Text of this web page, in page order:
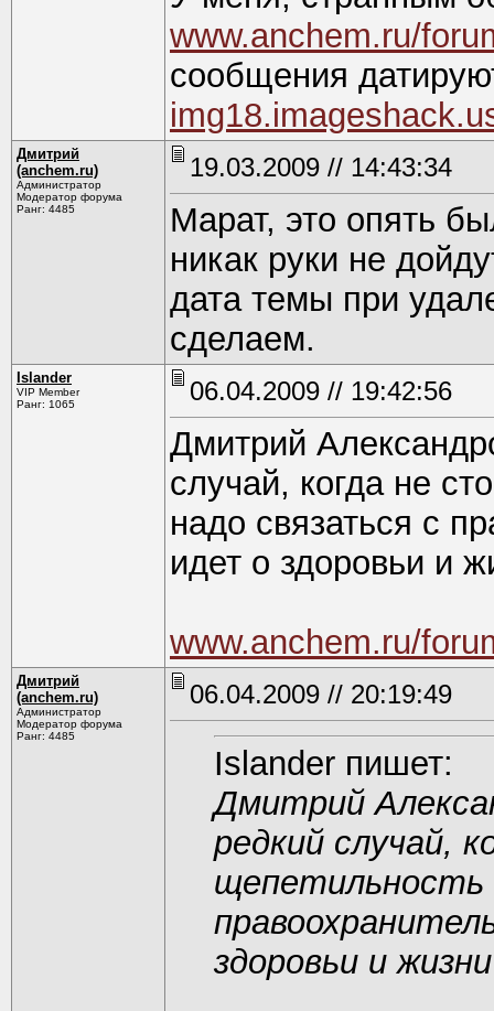
www.anchem.ru/
сообщения
Дмитрий
(anchem.ru)
Администратор
Модератор форума
Ранг: 4485
19.03.2009 // 14:43:34
Марат, это опять
никак руки не
дата темы при
сделаем.
Islander
VIP Member
Ранг: 1065
06.04.2009 // 19:42:56
Дмитрий
случай, когда не
надо связаться с
идет о здоровьи и
www.anchem.ru/
Дмитрий
(anchem.ru)
Администратор
Модератор форума
Ранг: 4485
06.04.2009 // 20:19:49
Islander пишет:
Дмитрий
редкий случай,
щепетильность
здоровьи и